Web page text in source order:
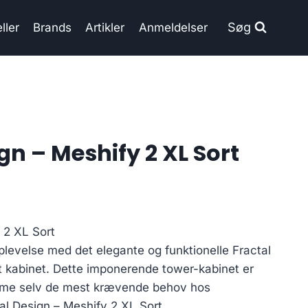
Brands Artikler Anmeldelser Søg
– Meshify 2 XL Sort
XL Sort
med det elegante og funktionelle Fractal
kabinet. Dette imponerende tower-kabinet er
selv de mest krævende behov hos